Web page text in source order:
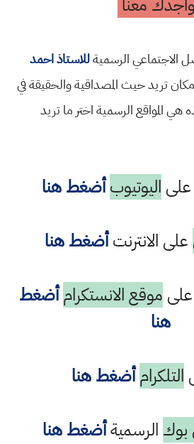
معنا
الاجتماعي الرسميةللاستاذ احمد
مكان تريد حيث المصداقية والحقيقة في
هي المواقع الرسمية اختر ما تريد
على اليوتيوب أضغط هنا
على الانترنتأضغط هنا
موقع الانستكرام أضغط
هنا
التلكرام أضغط هنا
الرسميةأضغط هنا